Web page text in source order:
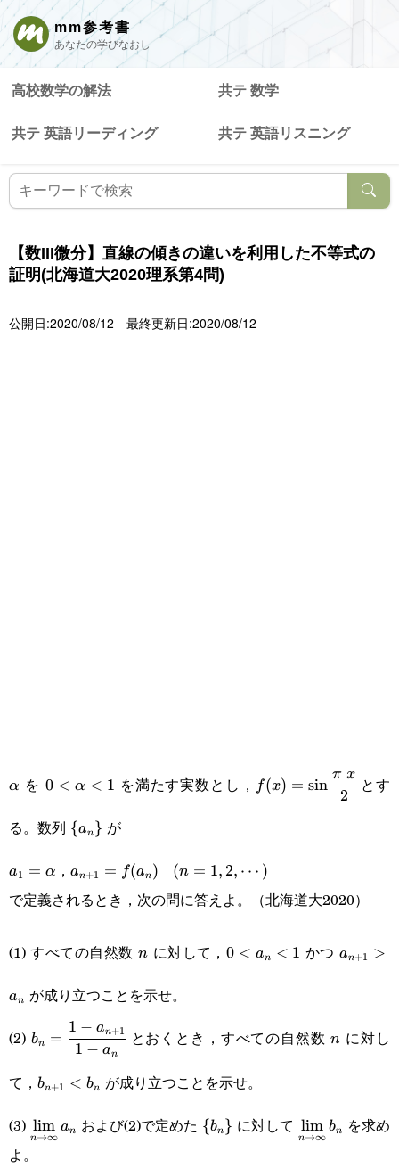
mm参考書
あなたの学びなおし
高校数学の解法 共テ 数学
共テ 英語リーディング 共テ 英語リスニング
【数III微分】直線の傾きの違いを利用した不等式の
証明(北海道大2020理系第4問)
公開日:2020/08/12 最終更新日:2020/08/12
α を0 < α < 1 を満たす実数とし，
f(x)=\sin\cfrac{\pi
f(x) = sin
2
π x とす
る。数列 \
{an} が
a1 = α ， a_{n+1}=f(a_n)
an+1 = f(an)
(n=1,2,\cdots)
(n = 1, 2, ⋯ )
で定義されるとき，次の問に答えよ。（北海道大2020）
(1) すべての自然数n に対して， 0 < an < 1 かつan+1 >
an が成り立つことを示せ。
(2) b_n=\cfrac{1-
a_{n+1}}{1-
a_n}
bn =
1 − an
1 − an+1とおくとき，すべての自然数n に対し
て， b_{n+1}
bn+1 < bn が成り立つことを示せ。
(3) \displaystyle\lim_{n\rightarrow\infty}a_n
n→∞
lim an および(2)で定めた \
{bn} に対して
n→∞
lim bn
を求め
よ。